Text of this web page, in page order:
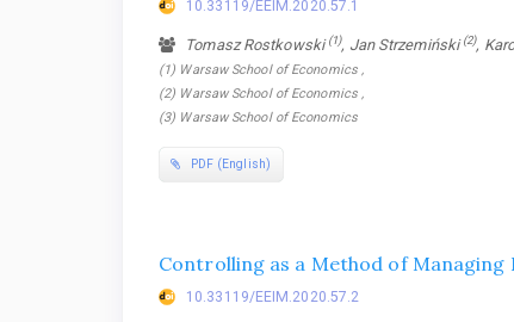
10.33119/EEIM.2020.57.1
Tomasz Rostkowski(1), Jan Strzemiński(2),
(1) Warsaw School of Economics ,
(2) Warsaw School of Economics ,
(3) Warsaw School of Economics
PDF (English)
Controlling as a Method of Managing
10.33119/EEIM.2020.57.2